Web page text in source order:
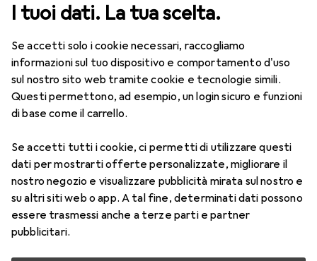
I tuoi dati. La tua scelta.
Se accetti solo i cookie necessari, raccogliamo
informazioni sul tuo dispositivo e comportamento d'uso
sul nostro sito web tramite cookie e tecnologie simili.
Questi permettono, ad esempio, un login sicuro e funzioni
di base come il carrello.
Se accetti tutti i cookie, ci permetti di utilizzare questi
dati per mostrarti offerte personalizzate, migliorare il
nostro negozio e visualizzare pubblicità mirata sul nostro e
su altri siti web o app. A tal fine, determinati dati possono
essere trasmessi anche a terze parti e partner
pubblicitari.
Lenti a contatto Air Optix più HydraGlyde per l'astigmatismo
1 Immagine
Air Optix più HydraGlyde per
-6.5, Obiettivo mensile, 6 pz., Torico
Prezzo in EUR IVA incl.
EUR
55,82 EUR
9,31/1pz.